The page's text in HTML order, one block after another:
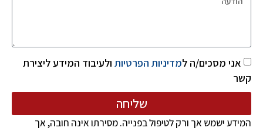
אני מסכים/ה למדיניות הפרטיות ולעיבוד המידע ליצירת
קשר
שליחה
המידע ישמש אך ורק לטיפול בפנייה. מסירתו אינה חובה, אך